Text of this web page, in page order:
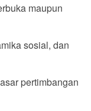
maupun
sosial, dan
pertimbangan